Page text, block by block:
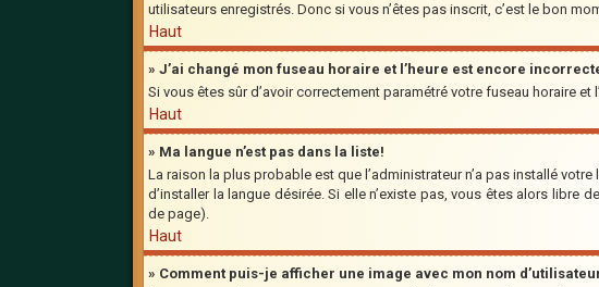
utilisateurs enregistrés. Donc si vous n’êtes pas inscrit, c’est le bon
Haut
» J’ai changé mon fuseau horaire et l’heure est encore
Si vous êtes sûr d’avoir correctement paramétré votre fuseau horaire et
Haut
» Ma langue n’est pas dans la liste!
La raison la plus probable est que l’administrateur n’a pas installé
d’installer la langue désirée. Si elle n’existe pas, vous êtes alors libre
de page).
Haut
» Comment puis-je afficher une image avec mon nom